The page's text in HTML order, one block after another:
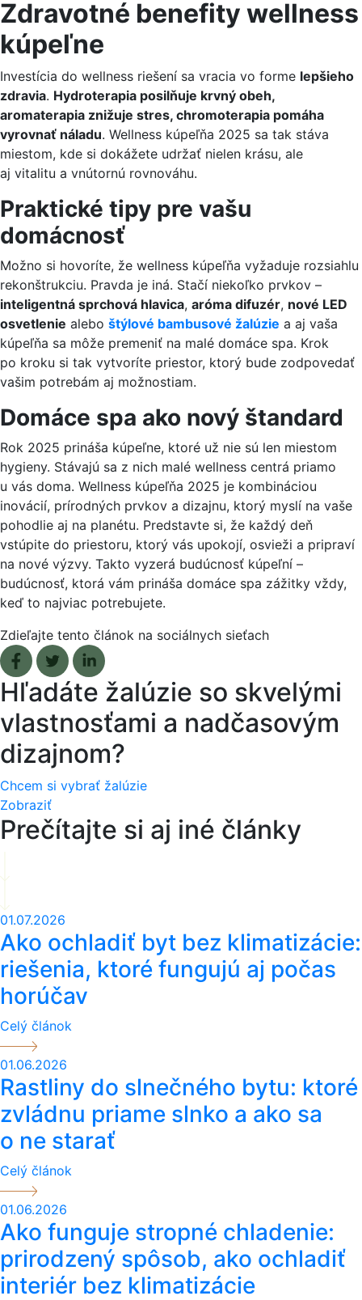
Zdravotné benefity wellness
kúpeľne
Investícia do wellness riešení sa vracia vo forme lepšieho
zdravia. Hydroterapia posilňuje krvný obeh,
aromaterapia znižuje stres, chromoterapia pomáha
vyrovnať náladu. Wellness kúpeľňa 2025 sa tak stáva
miestom, kde si dokážete udržať nielen krásu, ale
aj vitalitu a vnútornú rovnováhu.
Praktické tipy pre vašu
domácnosť
Možno si hovoríte, že wellness kúpeľňa vyžaduje rozsiahlu
rekonštrukciu. Pravda je iná. Stačí niekoľko prvkov –
inteligentná sprchová hlavica, aróma difuzér, nové LED
osvetlenie alebo štýlové bambusové žalúzie a aj vaša
kúpeľňa sa môže premeniť na malé domáce spa. Krok
po kroku si tak vytvoríte priestor, ktorý bude zodpovedať
vašim potrebám aj možnostiam.
Domáce spa ako nový štandard
Rok 2025 prináša kúpeľne, ktoré už nie sú len miestom
hygieny. Stávajú sa z nich malé wellness centrá priamo
u vás doma. Wellness kúpeľňa 2025 je kombináciou
inovácií, prírodných prvkov a dizajnu, ktorý myslí na vaše
pohodlie aj na planétu. Predstavte si, že každý deň
vstúpite do priestoru, ktorý vás upokojí, osvieži a pripraví
na nové výzvy. Takto vyzerá budúcnosť kúpeľní –
budúcnosť, ktorá vám prináša domáce spa zážitky vždy,
keď to najviac potrebujete.
Zdieľajte tento článok na sociálnych sieťach
Facebook share
Tweet Linkedin share
Hľadáte žalúzie so skvelými
vlastnosťami a nadčasovým
dizajnom?
Chcem si vybrať žalúzie
Zobraziť
Prečítajte si aj iné články
01.07.2026
Ako ochladiť byt bez klimatizácie:
riešenia, ktoré fungujú aj počas
horúčav
Celý článok
01.06.2026
Rastliny do slnečného bytu: ktoré
zvládnu priame slnko a ako sa
o ne starať
Celý článok
01.06.2026
Ako funguje stropné chladenie:
prirodzený spôsob, ako ochladiť
interiér bez klimatizácie